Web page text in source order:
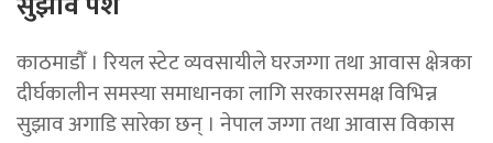
काठमाडौँ । रियल स्टेट व्यवसायीले घरजग्गा तथा आवास क्षेत्रका
दीर्घकालीन समस्या समाधानका लागि सरकारसमक्ष विभिन्न
सुझाव अगाडि सारेका छन् । नेपाल जग्गा तथा आवास विकास